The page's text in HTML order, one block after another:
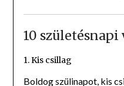
10
1. Kis csillag
Boldog szülinapot, kis